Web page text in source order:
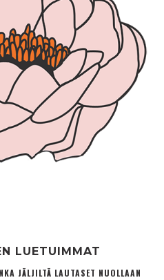
LUETUIMMAT
JÄLJILTÄ LAUTASET NUOLLAAN